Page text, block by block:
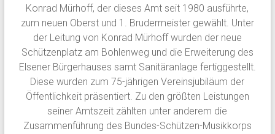
Konrad Mürhoff, der dieses Amt seit 1980 ausführte,
zum neuen Oberst und 1. Brudermeister gewählt. Unter
der Leitung von Konrad Mürhoff wurden der neue
Schützenplatz am Bohlenweg und die Erweiterung des
Elsener Bürgerhauses samt Sanitäranlage fertiggestellt.
Diese wurden zum 75-jährigen Vereinsjubiläum der
Öffentlichkeit präsentiert. Zu den größten Leistungen
seiner Amtszeit zählten unter anderem die
Zusammenführung des Bundes-Schützen-Musikkorps